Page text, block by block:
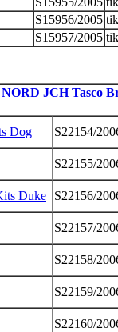
S15956/2005 tik
S15957/2005 tik
JCH Tasco
Dog
S22154/
S22155/
Duke S22156/
S22157/
S22158/
S22159/
S22160/